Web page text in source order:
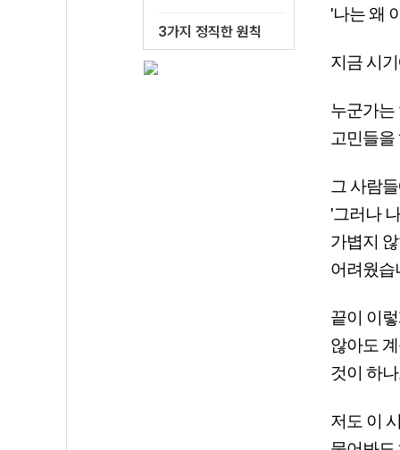
3가지 정직한 원칙
'나는 왜
지금 시
누군가는
고민들을
그 사람
'그러나
가볍지
어려웠
끝이 이
않아도
것이 하
저도 이